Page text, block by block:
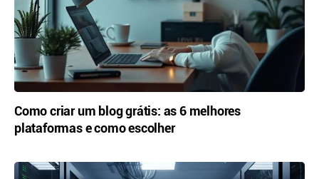
Como criar um blog grátis: as 6 melhores
plataformas e como escolher